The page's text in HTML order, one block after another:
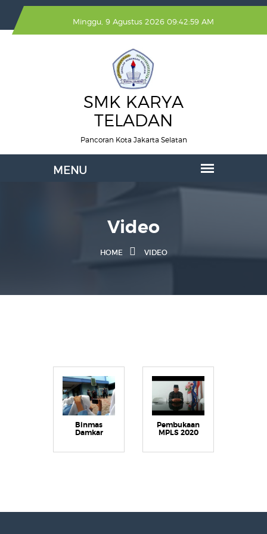
Minggu, 9 Agustus 2026 09:42:59 AM
SMK KARYA
TELADAN
Pancoran Kota Jakarta Selatan
Video
HOME VIDEO
Binmas
Damkar
Pembukaan
MPLS 2020